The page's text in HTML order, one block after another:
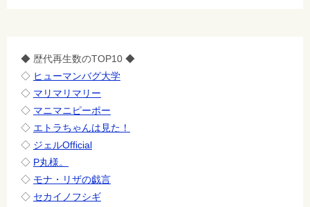
◆ 歴代再生数のTOP10 ◆
◇ ヒューマンバグ大学
◇ マリマリマリー
◇ マニマニピーポー
◇ エトラちゃんは見た！
◇ ジェルOfficial
◇ P丸様。
◇ モナ・リザの戯言
◇ セカイノフシギ